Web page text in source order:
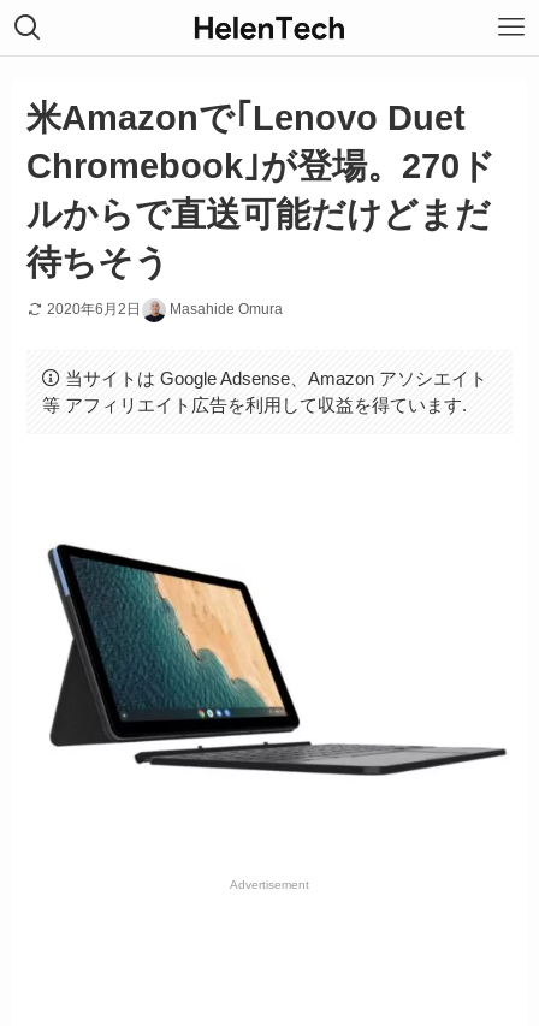
米Amazonで｢Lenovo Duet
Chromebook｣が登場。270ド
ルからで直送可能だけどまだ
待ちそう
2020年6月2日 Masahide Omura
当サイトは Google Adsense、Amazon アソシエイト
等 アフィリエイト広告を利用して収益を得ています.
Advertisement